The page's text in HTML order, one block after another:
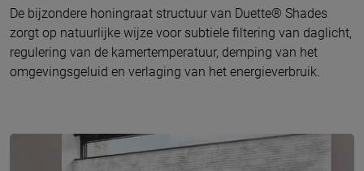
De bijzondere honingraat structuur van Duette® Shades
zorgt op natuurlijke wijze voor subtiele filtering van daglicht,
regulering van de kamertemperatuur, demping van het
omgevingsgeluid en verlaging van het energieverbruik.